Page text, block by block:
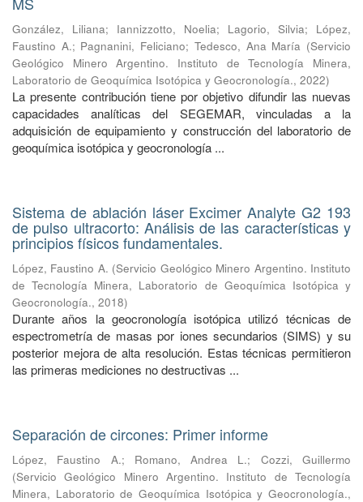
González, Liliana; Iannizzotto, Noelia; Lagorio, Silvia; López,
Faustino A.; Pagnanini, Feliciano; Tedesco, Ana María (Servicio
Geológico Minero Argentino. Instituto de Tecnología Minera,
Laboratorio de Geoquímica Isotópica y Geocronología., 2022)
La presente contribución tiene por objetivo difundir las nuevas
capacidades analíticas del SEGEMAR, vinculadas a la
adquisición de equipamiento y construcción del laboratorio de
geoquímica isotópica y geocronología ...
Sistema de ablación láser Excimer Analyte G2 193
de pulso ultracorto: Análisis de las características y
principios físicos fundamentales.
López, Faustino A. (Servicio Geológico Minero Argentino. Instituto
de Tecnología Minera, Laboratorio de Geoquímica Isotópica y
Geocronología., 2018)
Durante años la geocronología isotópica utilizó técnicas de
espectrometría de masas por iones secundarios (SIMS) y su
posterior mejora de alta resolución. Estas técnicas permitieron
las primeras mediciones no destructivas ...
Separación de circones: Primer informe
López, Faustino A.; Romano, Andrea L.; Cozzi, Guillermo
(Servicio Geológico Minero Argentino. Instituto de Tecnología
Minera, Laboratorio de Geoquímica Isotópica y Geocronología.,